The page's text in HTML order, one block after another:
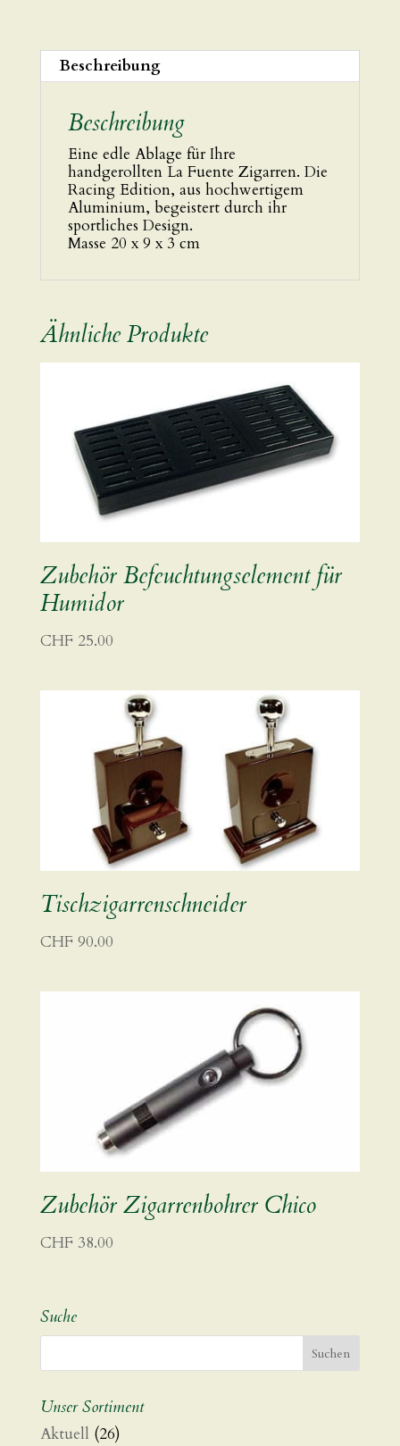
Beschreibung
Beschreibung
Eine edle Ablage für Ihre
handgerollten La Fuente Zigarren. Die
Racing Edition, aus hochwertigem
Aluminium, begeistert durch ihr
sportliches Design.
Masse 20 x 9 x 3 cm
Ähnliche Produkte
Zubehör Befeuchtungselement für
Humidor
CHF 25.00
Tischzigarrenschneider
CHF 90.00
Zubehör Zigarrenbohrer Chico
CHF 38.00
Suche
Unser Sortiment
Aktuell (26)